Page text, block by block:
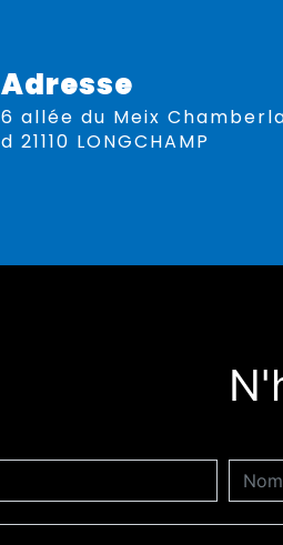
Adresse
6 allée du Meix Chamberlan
d 21110 LONGCHAMP